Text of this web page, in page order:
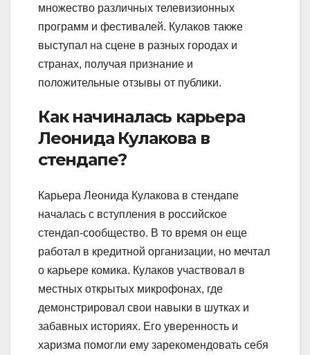
множество различных телевизионных
программ и фестивалей. Кулаков также
выступал на сцене в разных городах и
странах, получая признание и
положительные отзывы от публики.
Как начиналась карьера
Леонида Кулакова в
стендапе?
Карьера Леонида Кулакова в стендапе
началась с вступления в российское
стендап-сообщество. В то время он еще
работал в кредитной организации, но мечтал
о карьере комика. Кулаков участвовал в
местных открытых микрофонах, где
демонстрировал свои навыки в шутках и
забавных историях. Его уверенность и
харизма помогли ему зарекомендовать себя